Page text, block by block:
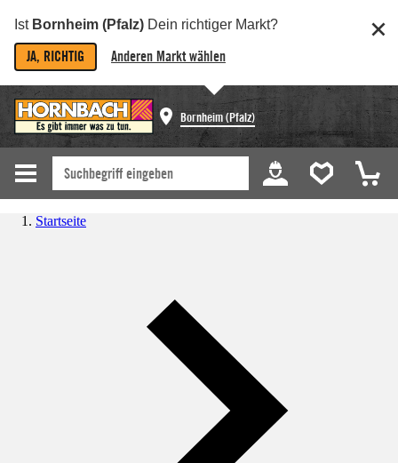
Ist Bornheim (Pfalz) Dein richtiger Markt?
JA, RICHTIG Anderen Markt wählen
Bornheim (Pfalz)
Startseite